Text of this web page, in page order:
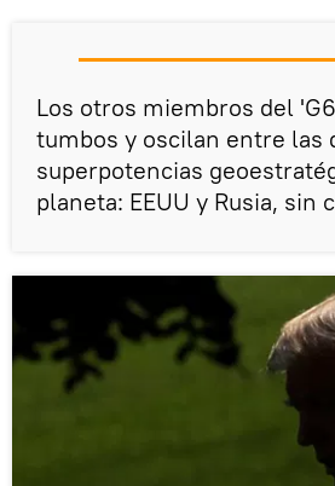
Los otros miembros del
tumbos y oscilan entre las
superpotencias
planeta: EEUU y Rusia, sin